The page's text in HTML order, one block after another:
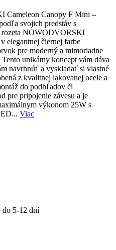
Cameleon Canopy F Mini –
svojich predstáv s
rozeta NOWODVORSKI
elegantnej čiernej farbe
pre moderný a mimoriadne
unikátny koncept vám dáva
navrhnúť a vyskladať si vlastné
z kvalitnej lakovanej ocele a
do podhľadov či
pre pripojenie závesu a je
výkonom 25W s
Viac
do 5-12 dní